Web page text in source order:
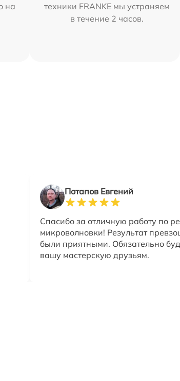
на
техники FRANKE мы устраняем
в течение 2 часов.
Потапов Евгений
Спасибо за отличную работу по
микроволновки! Результат
были приятными. Обязательно
вашу мастерскую друзьям.